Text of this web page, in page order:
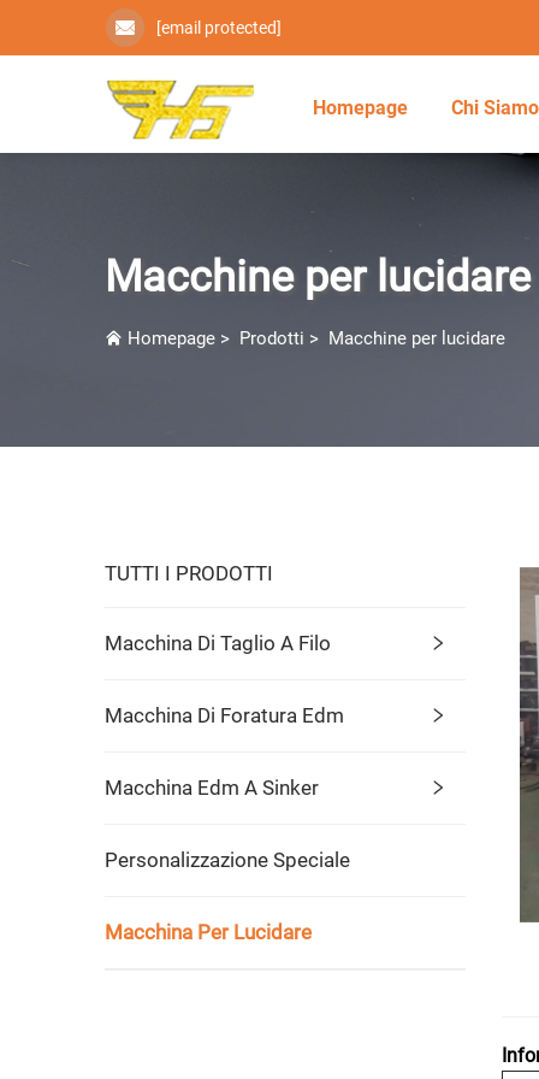
[email protected]
Homepage Chi Siamo
Macchine per lucidare
Homepage > Prodotti > Macchine per lucidare
TUTTI I PRODOTTI
Macchina Di Taglio A Filo
Macchina Di Foratura Edm
Macchina Edm A Sinker
Personalizzazione Speciale
Macchina Per Lucidare